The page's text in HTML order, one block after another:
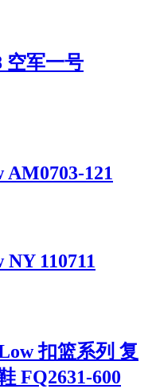
空军一号
AM0703-121
NY 110711
扣篮系列 复
FQ2631-600